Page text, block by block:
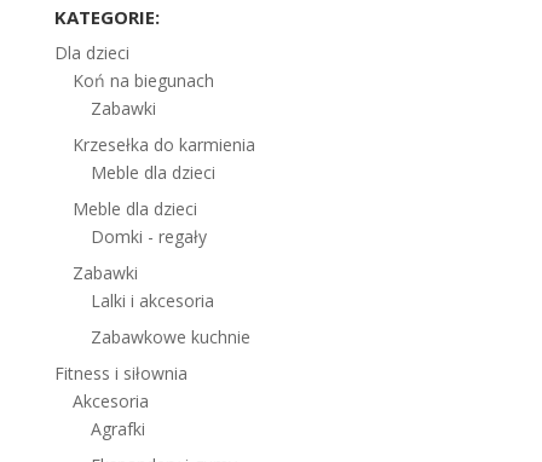
KATEGORIE:
Dla dzieci
Koń na biegunach
Zabawki
Krzesełka do karmienia
Meble dla dzieci
Meble dla dzieci
Domki - regały
Zabawki
Lalki i akcesoria
Zabawkowe kuchnie
Fitness i siłownia
Akcesoria
Agrafki